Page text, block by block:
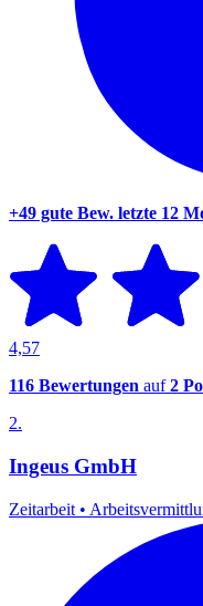
+49 gute Bew. letzte 12
4,57
116 Bewertungen auf2
2.
Ingeus GmbH
Zeitarbeit •